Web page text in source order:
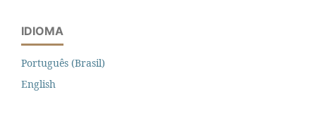
IDIOMA
Português (Brasil)
English